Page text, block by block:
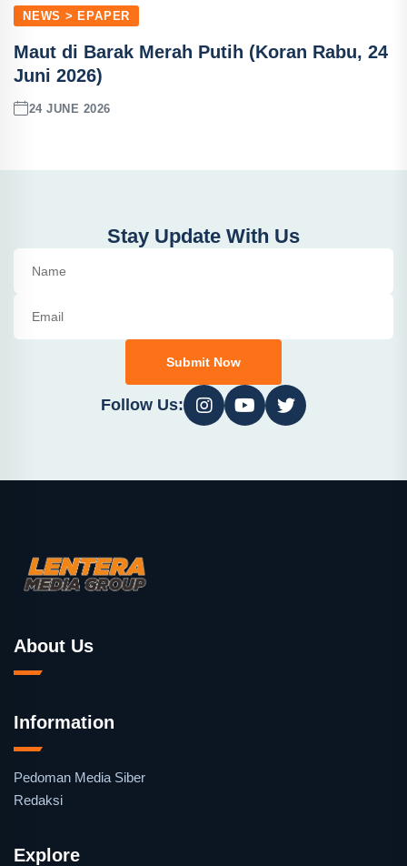
NEWS > EPAPER
Maut di Barak Merah Putih (Koran Rabu, 24
Juni 2026)
24 JUNE 2026
Stay Update With Us
Submit Now
Follow Us:
About Us
Information
Pedoman Media Siber
Redaksi
Explore